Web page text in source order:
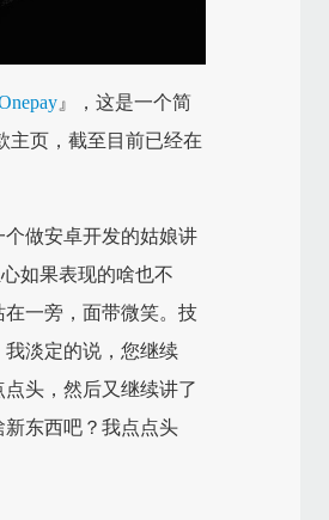
』，这是一个简
主页，截至目前已经在
做安卓开发的姑娘讲
如果表现的啥也不
一旁，面带微笑。技
淡定的说，您继续
头，然后又继续讲了
东西吧？我点点头